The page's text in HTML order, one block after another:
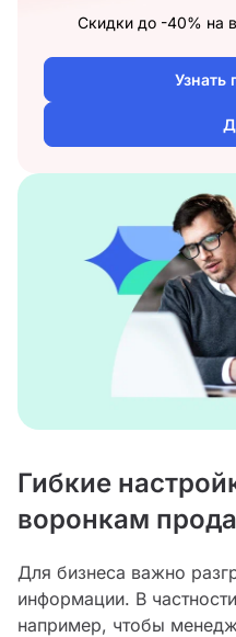
Гибкие
воронкам
Для бизнеса важно
информации. В
например, чтобы
Скидки до -40% на
Узнать